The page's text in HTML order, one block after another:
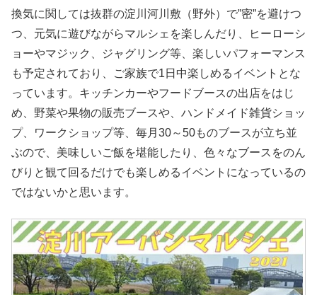
換気に関しては抜群の淀川河川敷（野外）で”密”を避けつ
つ、元気に遊びながらマルシェを楽しんだり、ヒーローシ
ョーやマジック、ジャグリング等、楽しいパフォーマンス
も予定されており、ご家族で1日中楽しめるイベントとな
っています。キッチンカーやフードブースの出店をはじ
め、野菜や果物の販売ブースや、ハンドメイド雑貨ショッ
プ、ワークショップ等、毎月30～50ものブースが立ち並
ぶので、美味しいご飯を堪能したり、色々なブースをのん
びりと観て回るだけでも楽しめるイベントになっているの
ではないかと思います。